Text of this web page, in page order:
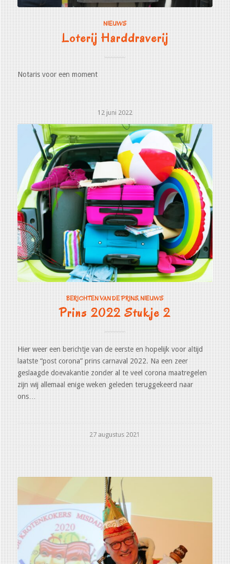
NIEUWS
Loterij Harddraverij
Notaris voor een moment
12 juni 2022
BERICHTEN VAN DE PRINS,NIEUWS
Prins 2022 Stukje 2
Hier weer een berichtje van de eerste en hopelijk voor altijd
laatste “post corona” prins carnaval 2022. Na een zeer
geslaagde doevakantie zonder al te veel corona maatregelen
zijn wij allemaal enige weken geleden teruggekeerd naar
ons…
27 augustus 2021